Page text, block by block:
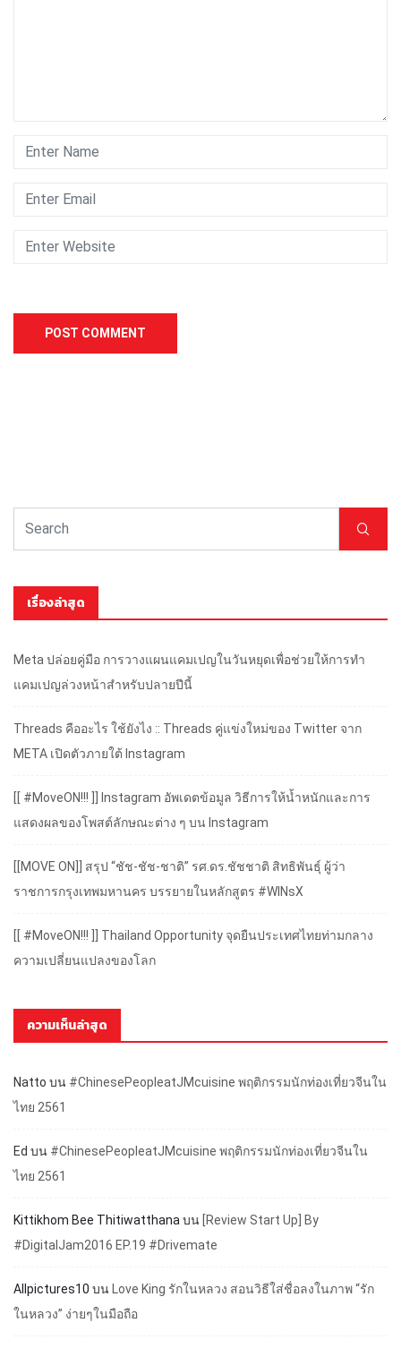
เรื่องล่าสุด
Meta ปล่อยคู่มือ การวางแผนแคมเปญในวันหยุดเพื่อช่วยให้การทำ
แคมเปญล่วงหน้าสำหรับปลายปีนี้
Threads คืออะไร ใช้ยังไง :: Threads คู่แข่งใหม่ของ Twitter จาก
META เปิดตัวภายใต้ Instagram
[[ #MoveON!!! ]] Instagram อัพเดตข้อมูล วิธีการให้น้ำหนักและการ
แสดงผลของโพสต์ลักษณะต่าง ๆ บน Instagram
[[MOVE ON]] สรุป “ชัช-ชัช-ชาติ” รศ.ดร.ชัชชาติ สิทธิพันธุ์ ผู้ว่า
ราชการกรุงเทพมหานคร บรรยายในหลักสูตร #WINsX
[[ #MoveON!!! ]] Thailand Opportunity จุดยืนประเทศไทยท่ามกลาง
ความเปลี่ยนแปลงของโลก
ความเห็นล่าสุด
Natto บน #ChinesePeopleatJMcuisine พฤติกรรมนักท่องเที่ยวจีนใน
ไทย 2561
Ed บน #ChinesePeopleatJMcuisine พฤติกรรมนักท่องเที่ยวจีนใน
ไทย 2561
Kittikhom Bee Thitiwatthana บน [Review Start Up] By
#DigitalJam2016 EP.19 #Drivemate
Allpictures10 บน
Love King รักในหลวง สอนวิธีใส่ชื่อลงในภาพ “รัก
ในหลวง” ง่ายๆในมือถือ